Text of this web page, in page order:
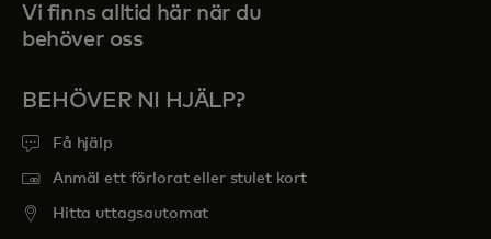
Vi finns alltid här när du
behöver oss
BEHÖVER NI HJÄLP?
Få hjälp
Anmäl ett förlorat eller stulet kort
Hitta uttagsautomat